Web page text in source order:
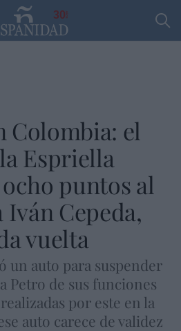
30
Colombia: el
Espriella
puntos al
Cepeda,
vuelta
un auto para suspender
Petro de sus funciones
por este en la
auto carece de validez